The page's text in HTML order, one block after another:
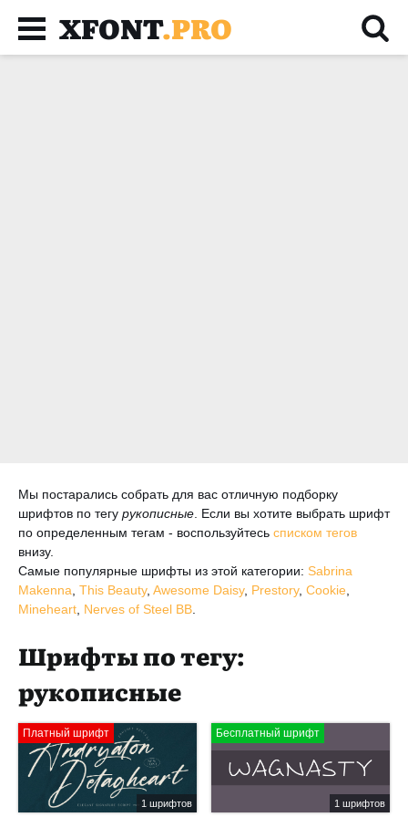
XFONT.PRO
Мы постарались собрать для вас отличную подборку
шрифтов по тегу рукописные . Если вы хотите выбрать шрифт
по определенным тегам - воспользуйтесь списком тегов
внизу.
Самые популярные шрифты из этой категории: Sabrina
Makenna This Beauty, Awesome Daisy, Prestory, Cookie
Mineheart Nerves of Steel BB
Шрифты по тегу:
рукописные
Платный шрифт
1 шрифтов
Бесплатный шрифт
1 шрифтов